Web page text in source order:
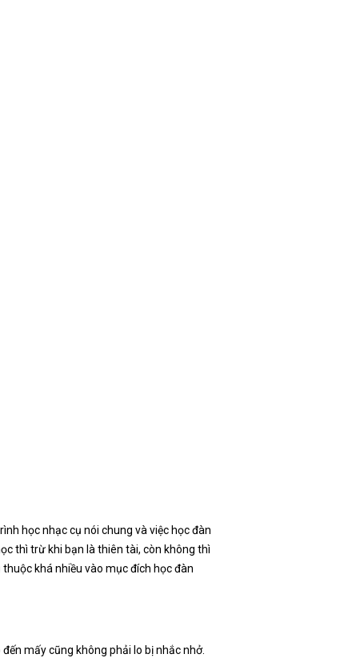
học nhạc cụ nói chung và việc học đàn
thì trừ khi bạn là thiên tài, còn không thì
khá nhiều vào mục đích học đàn
mấy cũng không phải lo bị nhắc nhở.